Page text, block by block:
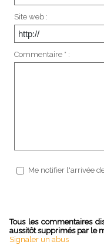
Site web :
Commentaire * :
Me notifier l'arrivée
Tous les commentaires
aussitôt supprimés par le
Signaler un abus